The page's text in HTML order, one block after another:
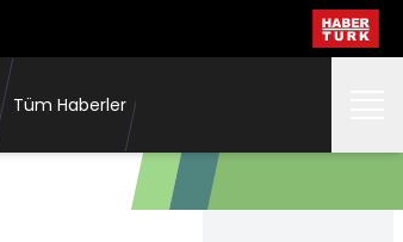
Tüm Haberler
"Maliyetinin yarısından fazlası